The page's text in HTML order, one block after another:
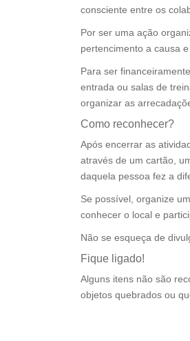
consciente entre os
Por ser uma ação
pertencimento a causa
Para ser
entrada ou salas de
organizar as
Como reconhecer?
Após encerrar as
através de um cartão,
daquela pessoa fez a
Se possível, organize
conhecer o local e
Não se esqueça de
Fique ligado!
Alguns itens não são
objetos quebrados ou